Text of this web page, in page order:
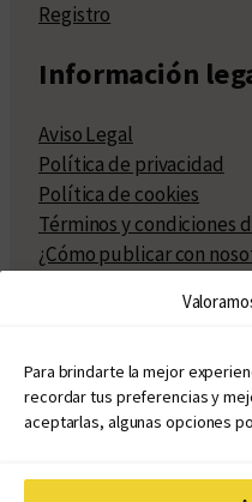
Para brindarte la mejor
recordar tus preferencias y
aceptarlas, algunas opciones
Registro
Información
Aviso Legal
Política de privacidad
Política de cookies
Términos y condiciones
¿Cómo publicar con
Políticas de publicación
Políticas de coedición
Atribuciones